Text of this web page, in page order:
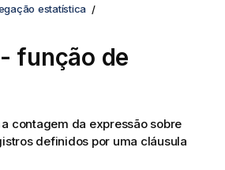
estatística
função de
contagem da expressão sobre
definidos por uma cláusula